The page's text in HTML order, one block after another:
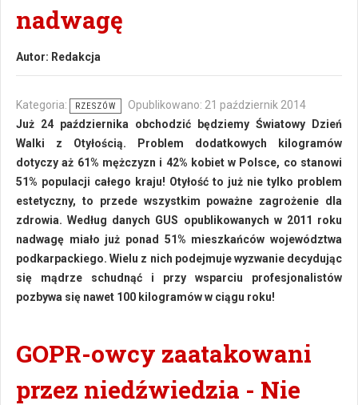
nadwagę
Autor: Redakcja
Kategoria: RZESZÓW
Opublikowano: 21 październik 2014
Już 24 października obchodzić będziemy Światowy Dzień
Walki z Otyłością. Problem dodatkowych kilogramów
dotyczy aż 61% mężczyzn i 42% kobiet w Polsce, co stanowi
51% populacji całego kraju! Otyłość to już nie tylko problem
estetyczny, to przede wszystkim poważne zagrożenie dla
zdrowia. Według danych GUS opublikowanych w 2011 roku
nadwagę miało już ponad 51% mieszkańców województwa
podkarpackiego. Wielu z nich podejmuje wyzwanie decydując
się mądrze schudnąć i przy wsparciu profesjonalistów
pozbywa się nawet 100 kilogramów w ciągu roku!
GOPR-owcy zaatakowani
przez niedźwiedzia - Nie